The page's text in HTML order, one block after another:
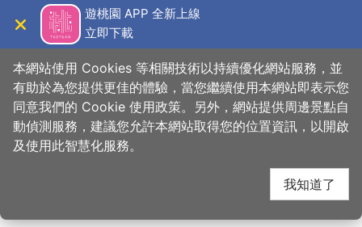
主
遊桃園 APP 全新上線
立即下載
2026蘆竹炫YA農遊季
：2026-01-29
本網站使用 Cookies 等相關技術以持續優化網站服務，並
有助於為您提供更佳的體驗，當您繼續使用本網站即表示您
同意我們的 Cookie 使用政策。另外，網站提供周邊景點自
動偵測服務，建議您允許本網站取得您的位置資訊，以開啟
及使用此智慧化服務。
我知道了